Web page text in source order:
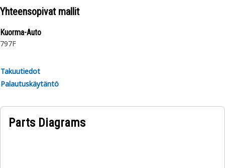
Yhteensopivat mallit
Kuorma-Auto
797F
Takuutiedot
Palautuskäytäntö
Parts Diagrams